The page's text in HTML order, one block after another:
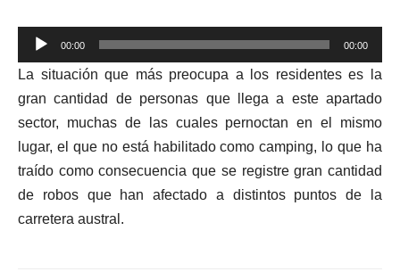
Reproductor
de
audio
00:00 00:00
La situación que más preocupa a los residentes es la
gran cantidad de personas que llega a este apartado
sector, muchas de las cuales pernoctan en el mismo
lugar, el que no está habilitado como camping, lo que ha
traído como consecuencia que se registre gran cantidad
de robos que han afectado a distintos puntos de la
carretera austral.